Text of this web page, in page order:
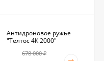
Антидроновое ружье
"Телтос 4К 2000"
678 000₽